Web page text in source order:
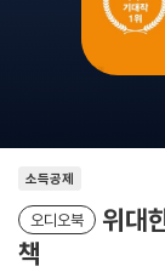
소득공제
오디오북
위대
책